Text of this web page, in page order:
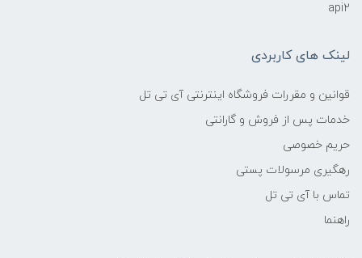
api2
لینک های کاربردی
قوانین و مقررات فروشگاه اینترنتی آی تی تل
خدمات پس از فروش و گارانتی
حریم خصوصی
رهگیری مرسولات پستی
تماس با آی تی تل
راهنما